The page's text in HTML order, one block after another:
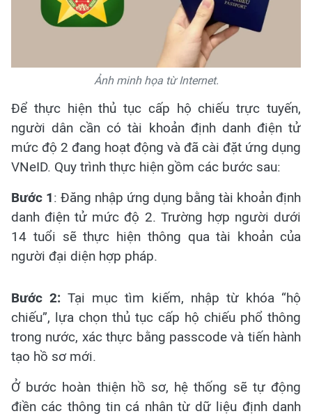
Ảnh minh họa từ Internet.
Để thực hiện thủ tục cấp hộ chiếu trực tuyến,
người dân cần có tài khoản định danh điện tử
mức độ 2 đang hoạt động và đã cài đặt ứng dụng
VNeID. Quy trình thực hiện gồm các bước sau:
Bước 1: Đăng nhập ứng dụng bằng tài khoản định
danh điện tử mức độ 2. Trường hợp người dưới
14 tuổi sẽ thực hiện thông qua tài khoản của
người đại diện hợp pháp.
Bước 2: Tại mục tìm kiếm, nhập từ khóa “hộ
chiếu”, lựa chọn thủ tục cấp hộ chiếu phổ thông
trong nước, xác thực bằng passcode và tiến hành
tạo hồ sơ mới.
Ở bước hoàn thiện hồ sơ, hệ thống sẽ tự động
điền các thông tin cá nhân từ dữ liệu định danh